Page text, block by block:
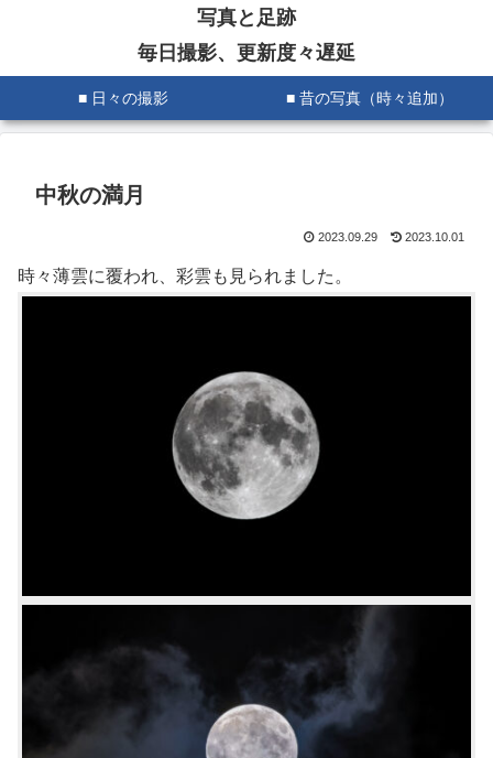
写真と足跡
毎日撮影、更新度々遅延
■ 日々の撮影 ■ 昔の写真（時々追加）
中秋の満月
2023.09.29 2023.10.01
時々薄雲に覆われ、彩雲も見られました。